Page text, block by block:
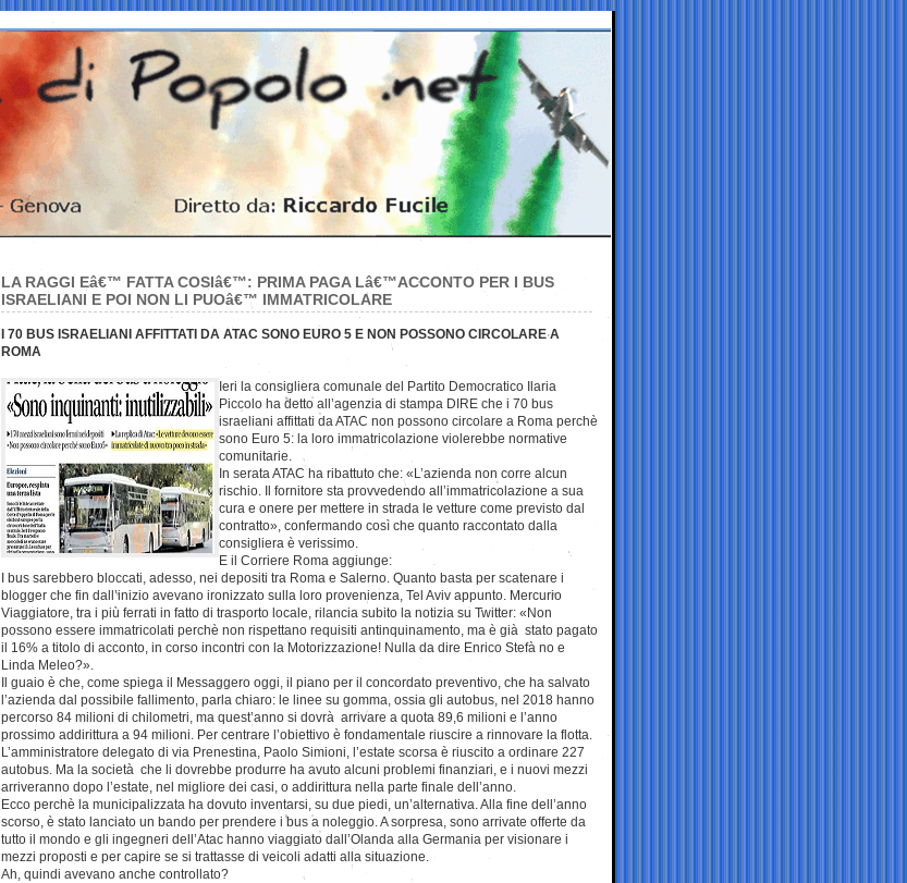
LA RAGGI Eâ€™ FATTA COSIâ€™: PRIMA PAGA Lâ€™ACCONTO PER I BUS
ISRAELIANI E POI NON LI PUOâ€™ IMMATRICOLARE
I 70 BUS ISRAELIANI AFFITTATI DA ATAC SONO EURO 5 E NON POSSONO CIRCOLARE A
ROMA
Ieri la consigliera comunale del Partito Democratico Ilaria
Piccolo ha detto all’agenzia di stampa DIRE che i 70 bus
israeliani affittati da ATAC non possono circolare a Roma perchè
sono Euro 5: la loro immatricolazione violerebbe normative
comunitarie.
In serata ATAC ha ribattuto che: «L’azienda non corre alcun
rischio. Il fornitore sta provvedendo all’immatricolazione a sua
cura e onere per mettere in strada le vetture come previsto dal
contratto», confermando così che quanto raccontato dalla
consigliera è verissimo.
E il Corriere Roma aggiunge:
I bus sarebbero bloccati, adesso, nei depositi tra Roma e Salerno. Quanto basta per scatenare i
blogger che fin dall’inizio avevano ironizzato sulla loro provenienza, Tel Aviv appunto. Mercurio
Viaggiatore, tra i più ferrati in fatto di trasporto locale, rilancia subito la notizia su Twitter: «Non
possono essere immatricolati perchè non rispettano requisiti antinquinamento, ma è già stato pagato
il 16% a titolo di acconto, in corso incontri con la Motorizzazione! Nulla da dire Enrico Stefà no e
Linda Meleo?».
Il guaio è che, come spiega il Messaggero oggi, il piano per il concordato preventivo, che ha salvato
l’azienda dal possibile fallimento, parla chiaro: le linee su gomma, ossia gli autobus, nel 2018 hanno
percorso 84 milioni di chilometri, ma quest’anno si dovrà arrivare a quota 89,6 milioni e l’anno
prossimo addirittura a 94 milioni. Per centrare l’obiettivo è fondamentale riuscire a rinnovare la flotta.
L’amministratore delegato di via Prenestina, Paolo Simioni, l’estate scorsa è riuscito a ordinare 227
autobus. Ma la società che li dovrebbe produrre ha avuto alcuni problemi finanziari, e i nuovi mezzi
arriveranno dopo l’estate, nel migliore dei casi, o addirittura nella parte finale dell’anno.
Ecco perchè la municipalizzata ha dovuto inventarsi, su due piedi, un’alternativa. Alla fine dell’anno
scorso, è stato lanciato un bando per prendere i bus a noleggio. A sorpresa, sono arrivate offerte da
tutto il mondo e gli ingegneri dell’Atac hanno viaggiato dall’Olanda alla Germania per visionare i
mezzi proposti e per capire se si trattasse di veicoli adatti alla situazione.
Ah, quindi avevano anche controllato?